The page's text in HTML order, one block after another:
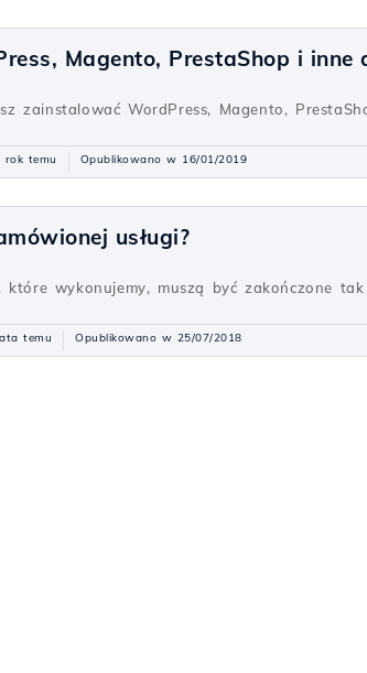
Magento, PrestaShop i inne
zainstalować WordPress, Magento,
rok temu Opublikowano w 16/01/2019
usługi?
które wykonujemy, muszą być zakończone
temu Opublikowano w 25/07/2018